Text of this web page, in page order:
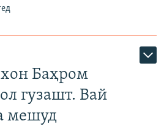
Баҳром
гузашт. Вай
мешуд